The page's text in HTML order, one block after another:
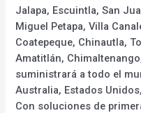
Jalapa, Escuintla, San
Miguel Petapa, Villa
Coatepeque, Chinautla,
Amatitlán,
suministrará a todo el
Australia, Estados
Con soluciones de